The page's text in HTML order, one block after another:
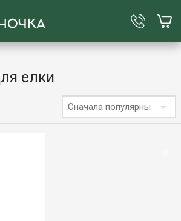
елки
Сначала популярны